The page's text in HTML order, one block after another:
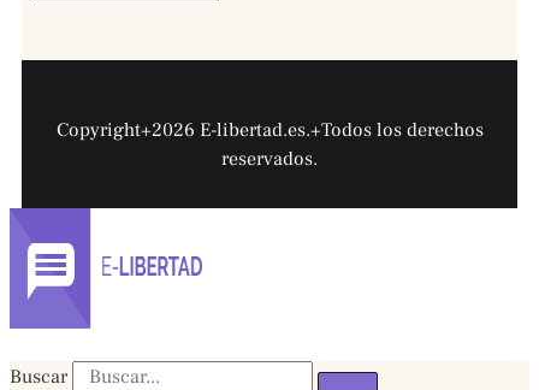
Copyright+2026 E-libertad.es.+Todos los derechos
reservados.
Buscar